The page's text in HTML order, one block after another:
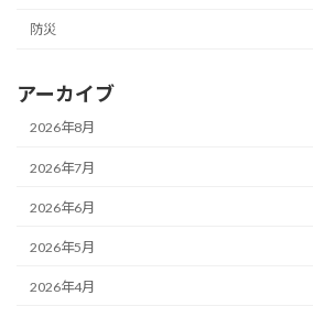
防災
アーカイブ
2026年8月
2026年7月
2026年6月
2026年5月
2026年4月